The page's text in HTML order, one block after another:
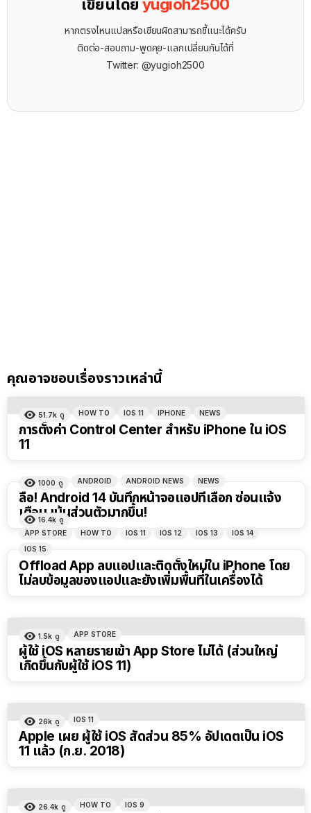
เขียนโดยyugioh2500
หากตรงไหนแปลหรือเขียนผิดสามารถชี้แนะได้ครับ
ติดต่อ-สอบถาม-พูดคุย-แลกเปลี่ยนกันได้ที่
Twitter: @yugioh2500
คุณอาจชอบเรื่องราวเหล่านี้
51.7k ดู HOW TO IOS 11 IPHONE NEWS
การตั้งค่า Control Center สำหรับ iPhone ใน iOS
11
1000 ดู ANDROID ANDROID NEWS NEWS
ลือ! Android 14 บันทึกหน้าจอแอปที่เลือก ซ่อนแจ้ง
เตือน เน้นส่วนตัวมากขึ้น!
16.4k ดู
APP STORE
HOW TO IOS 11 IOS 12 IOS 13
IOS 14
IOS 15
Offload App ลบแอปและติดตั้งใหม่ใน iPhone โดย
ไม่ลบข้อมูลของแอปและยังเพิ่มพื้นที่ในเครื่องได้
1.5k ดู APP STORE
ผู้ใช้ iOS หลายรายเข้า App Store ไม่ได้ (ส่วนใหญ่
เกิดขึ้นกับผู้ใช้ iOS 11)
26k ดู IOS 11
Apple เผย ผู้ใช้ iOS สัดส่วน 85% อัปเดตเป็น iOS
11 แล้ว (ก.ย. 2018)
26.4k ดู HOW TO IOS 9